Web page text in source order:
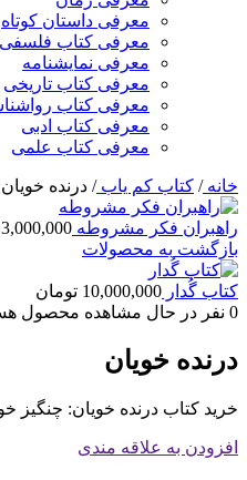
معرفی داستان کوتاه
معرفی کتاب فلسفی
معرفی نمایشنامه
معرفی کتاب تاریخی
معرفی کتاب
معرفی کتاب ادبی
معرفی کتاب علمی
خانه/ کتاب کم یاب/ درنده خویان
راهبران فکر مشروطه 3,000,000
بازگشت به محصولات
کتاب گُدار 10,000,000 تومان
0 نفر در حال مشاهده محصول
درنده خویان
خرید کتاب درنده خویان: چنگیز
افزودن به علاقه مندی